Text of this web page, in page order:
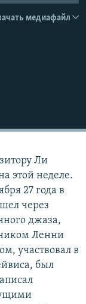
медиафайл
Ли
этой неделе.
27 года в
через
джаза,
Ленни
участвовал в
был